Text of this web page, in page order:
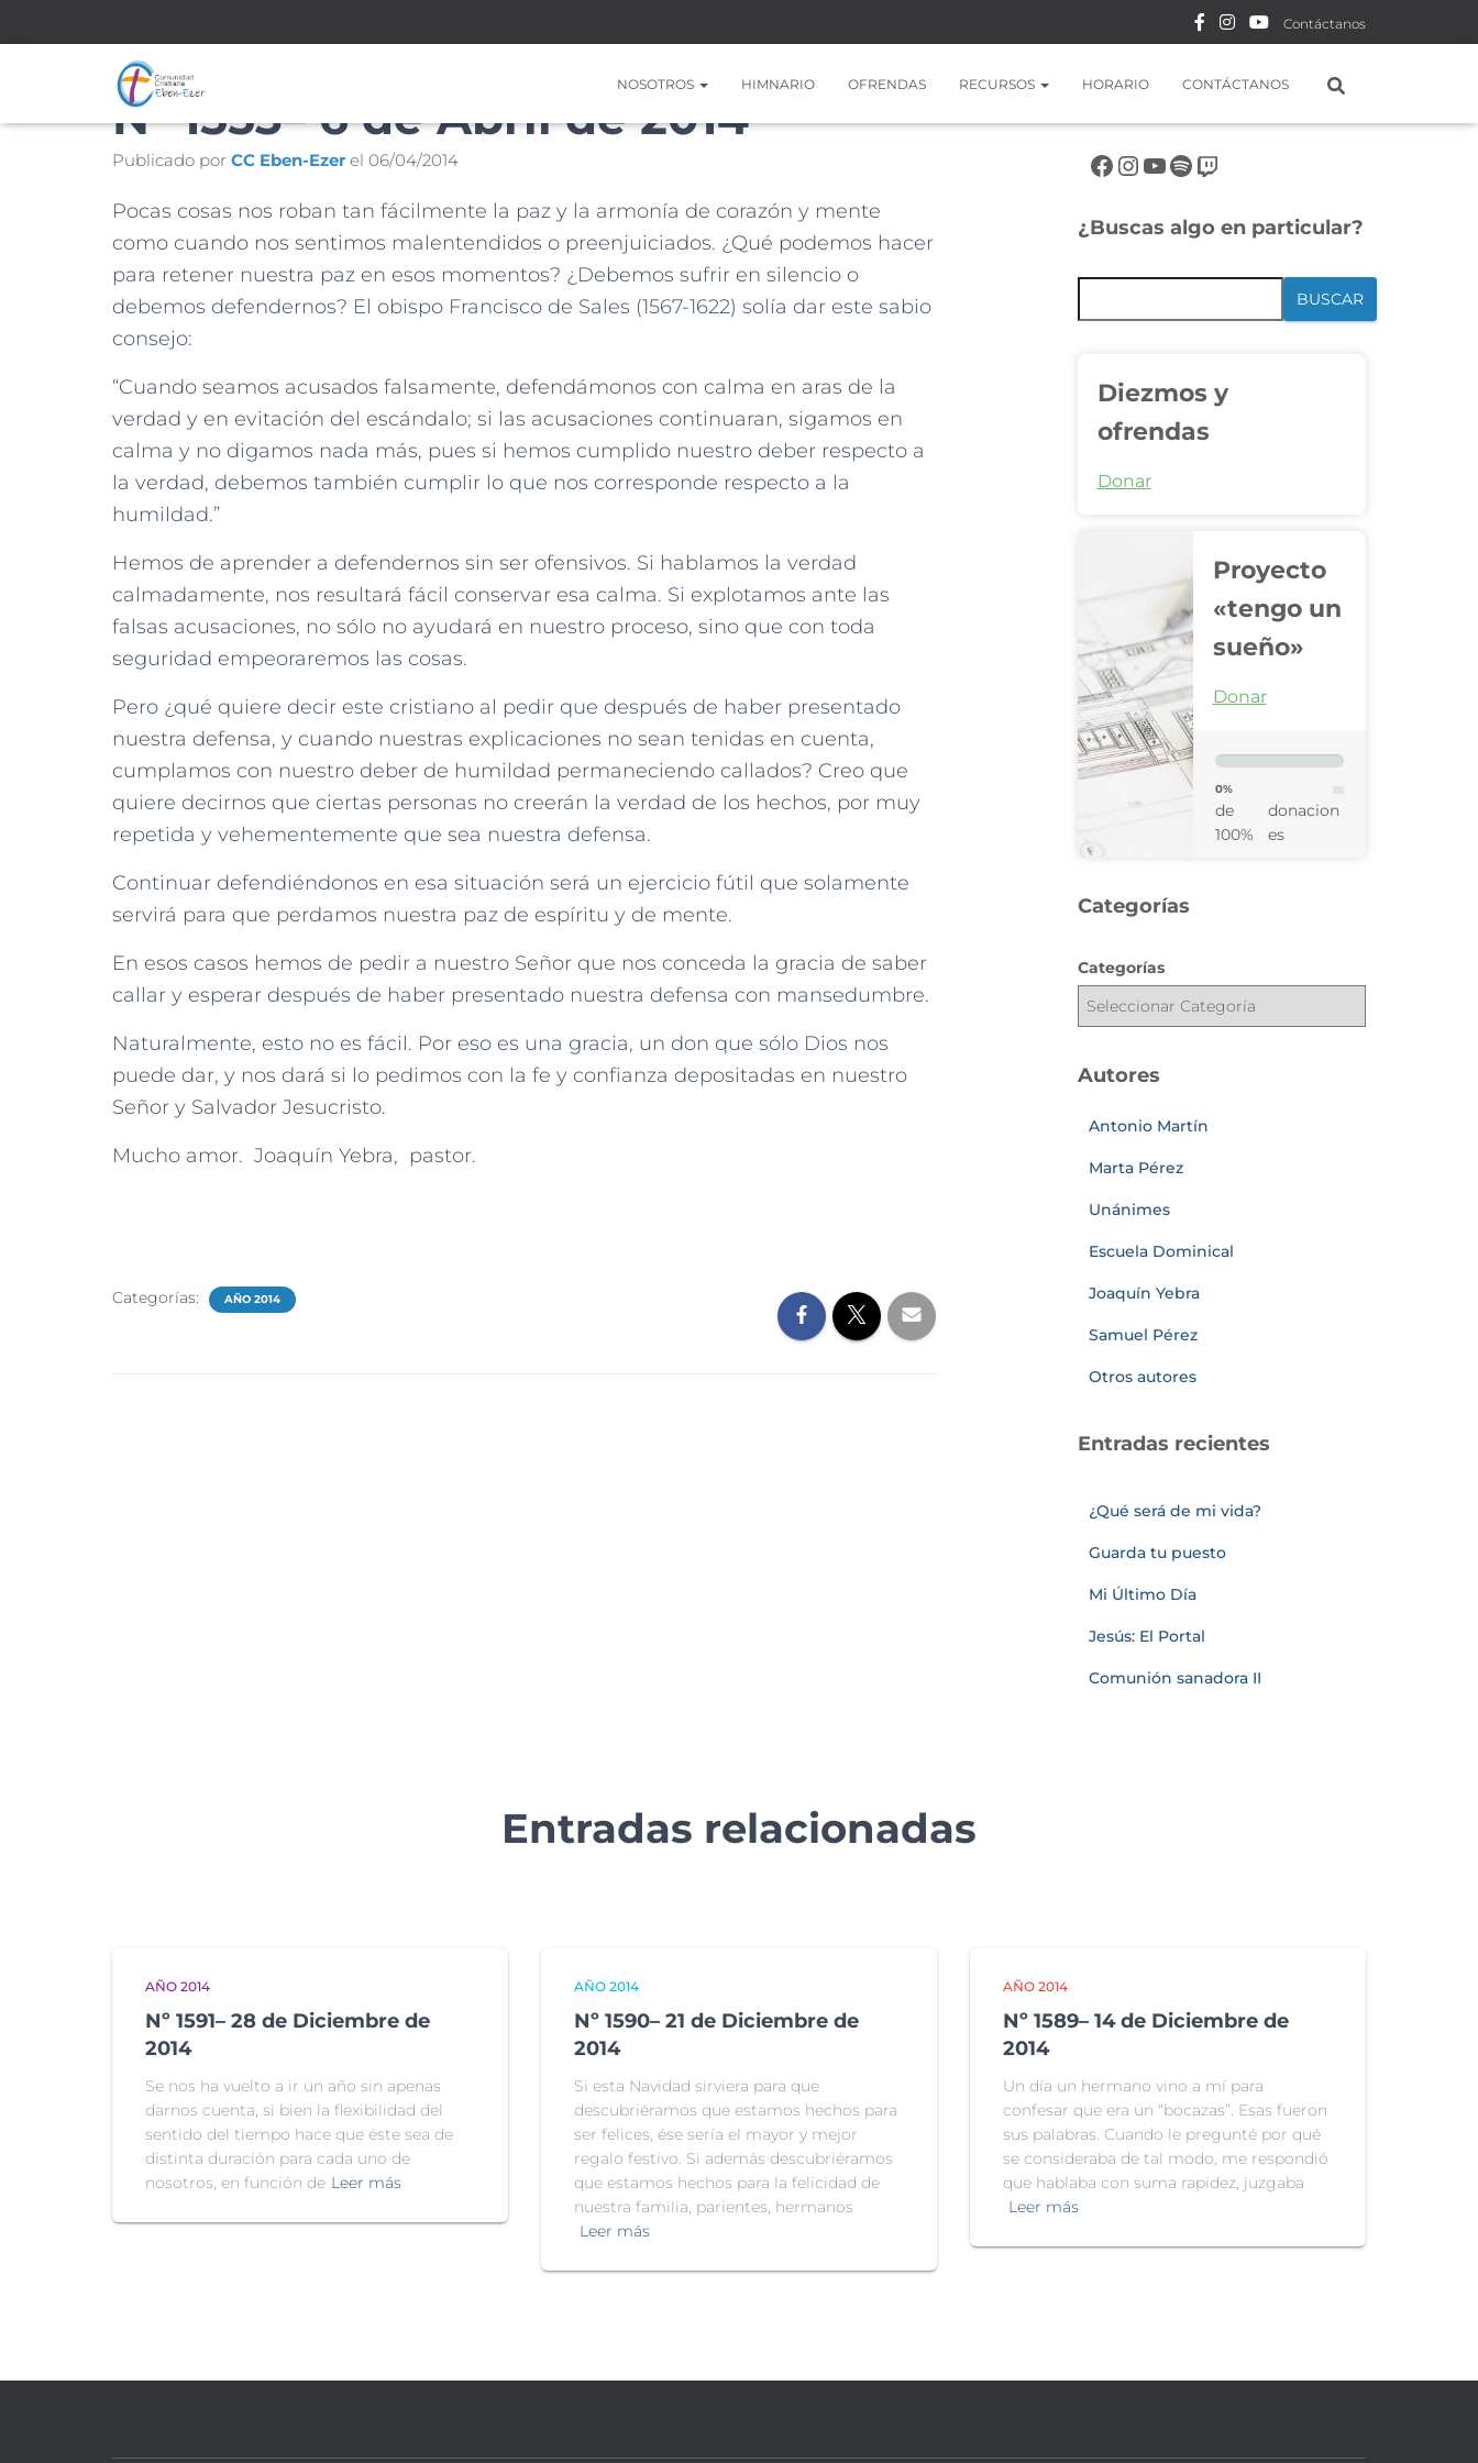
Contáctanos
NOSOTROS HIMNARIO OFRENDAS RECURSOS HORARIO CONTÁCTANOS
Nº 1553– 6 de Abril de 2014
Publicado por CC Eben-Ezer el 06/04/2014
Pocas cosas nos roban tan fácilmente la paz y la armonía de corazón y mente
como cuando nos sentimos malentendidos o preenjuiciados. ¿Qué podemos hacer
para retener nuestra paz en esos momentos? ¿Debemos sufrir en silencio o
debemos defendernos? El obispo Francisco de Sales (1567-1622) solía dar este sabio
consejo:
“Cuando seamos acusados falsamente, defendámonos con calma en aras de la
verdad y en evitación del escándalo; si las acusaciones continuaran, sigamos en
calma y no digamos nada más, pues si hemos cumplido nuestro deber respecto a
la verdad, debemos también cumplir lo que nos corresponde respecto a la
humildad.”
Hemos de aprender a defendernos sin ser ofensivos. Si hablamos la verdad
calmadamente, nos resultará fácil conservar esa calma. Si explotamos ante las
falsas acusaciones, no sólo no ayudará en nuestro proceso, sino que con toda
seguridad empeoraremos las cosas.
Pero ¿qué quiere decir este cristiano al pedir que después de haber presentado
nuestra defensa, y cuando nuestras explicaciones no sean tenidas en cuenta,
cumplamos con nuestro deber de humildad permaneciendo callados? Creo que
quiere decirnos que ciertas personas no creerán la verdad de los hechos, por muy
repetida y vehementemente que sea nuestra defensa.
Continuar defendiéndonos en esa situación será un ejercicio fútil que solamente
servirá para que perdamos nuestra paz de espíritu y de mente.
En esos casos hemos de pedir a nuestro Señor que nos conceda la gracia de saber
callar y esperar después de haber presentado nuestra defensa con mansedumbre.
Naturalmente, esto no es fácil. Por eso es una gracia, un don que sólo Dios nos
puede dar, y nos dará si lo pedimos con la fe y confianza depositadas en nuestro
Señor y Salvador Jesucristo.
Mucho amor. Joaquín Yebra, pastor.
Categorías: AÑO 2014
¿Buscas algo en particular?
BUSCAR
Diezmos y
ofrendas
Donar
Proyecto
«tengo un
sueño»
Donar
0%
de
100%
donacion
es
Categorías
Categorías
Autores
Antonio Martín
Marta Pérez
Unánimes
Escuela Dominical
Joaquín Yebra
Samuel Pérez
Otros autores
Entradas recientes
¿Qué será de mi vida?
Guarda tu puesto
Mi Último Día
Jesús: El Portal
Comunión sanadora II
Entradas relacionadas
AÑO 2014
Nº 1591– 28 de Diciembre de
2014
Se nos ha vuelto a ir un año sin apenas
darnos cuenta, si bien la flexibilidad del
sentido del tiempo hace que éste sea de
distinta duración para cada uno de
nosotros, en función de Leer más
AÑO 2014
Nº 1590– 21 de Diciembre de
2014
Si esta Navidad sirviera para que
descubriéramos que estamos hechos para
ser felices, ése sería el mayor y mejor
regalo festivo. Si además descubriéramos
que estamos hechos para la felicidad de
nuestra familia, parientes, hermanos
Leer más
AÑO 2014
Nº 1589– 14 de Diciembre de
2014
Un día un hermano vino a mí para
confesar que era un “bocazas”. Esas fueron
sus palabras. Cuando le pregunté por qué
se consideraba de tal modo, me respondió
que hablaba con suma rapidez, juzgaba
Leer más